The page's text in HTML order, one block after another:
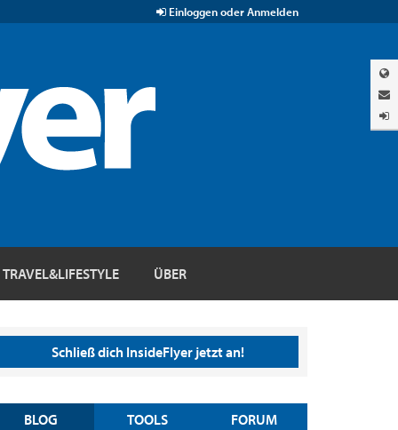
Einloggen oder Anmelden
TRAVEL&LIFESTYLE ÜBER
Schließ dich InsideFlyer jetzt an!
BLOG TOOLS FORUM